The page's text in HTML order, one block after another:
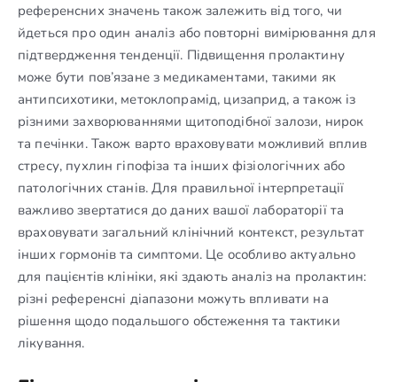
референсних значень також залежить від того, чи
йдеться про один аналіз або повторні вимірювання для
підтвердження тенденції. Підвищення пролактину
може бути пов’язане з медикаментами, такими як
антипсихотики, метоклопрамід, цизаприд, а також із
різними захворюваннями щитоподібної залози, нирок
та печінки. Також варто враховувати можливий вплив
стресу, пухлин гіпофіза та інших фізіологічних або
патологічних станів. Для правильної інтерпретації
важливо звертатися до даних вашої лабораторії та
враховувати загальний клінічний контекст, результат
інших гормонів та симптоми. Це особливо актуально
для пацієнтів клініки, які здають аналіз на пролактин:
різні референсні діапазони можуть впливати на
рішення щодо подальшого обстеження та тактики
лікування.